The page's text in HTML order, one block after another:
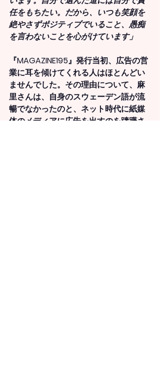
任をもちたい。だから、いつも笑顔を
絶やさずポジティブでいること、愚痴
を言わないことを心がけています」
『MAGAZINE195』発行当初、広告の営
業に耳を傾けてくれる人はほとんどい
ませんでした。その理由について、麻
里さんは、自身のスウェーデン語が流
暢でなかったのと、ネット時代に紙媒
体のメディアに広告を出すのを躊躇さ